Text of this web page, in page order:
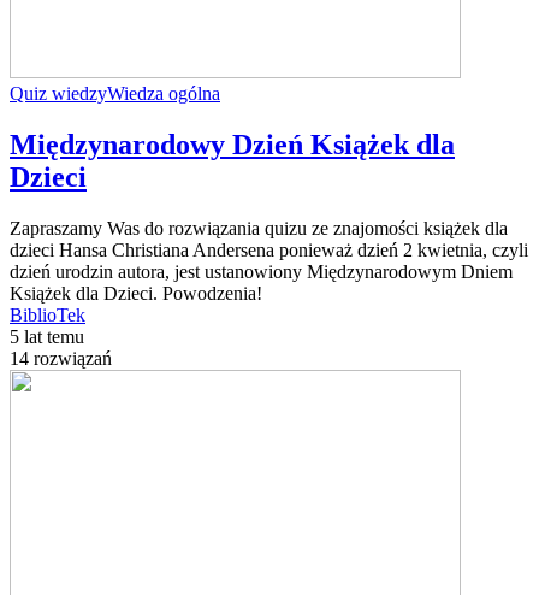
Quiz wiedzyWiedza ogólna
Międzynarodowy Dzień Książek dla
Dzieci
Zapraszamy Was do rozwiązania quizu ze znajomości książek dla
dzieci Hansa Christiana Andersena ponieważ dzień 2 kwietnia, czyli
dzień urodzin autora, jest ustanowiony Międzynarodowym Dniem
Książek dla Dzieci. Powodzenia!
BiblioTek
5 lat temu
14 rozwiązań